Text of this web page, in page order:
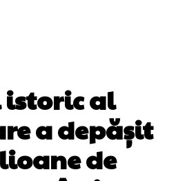
al
a depășit
de